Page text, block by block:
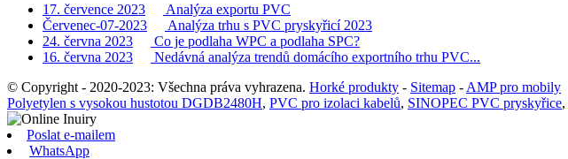
17. července 2023
Analýza exportu PVC
Červenec-07-2023
Analýza trhu s PVC pryskyřicí 2023
24. června 2023
Co je podlaha WPC a podlaha SPC?
16. června 2023
Nedávná analýza trendů domácího exportního trhu PVC...
© Copyright - 2020-2023: Všechna práva vyhrazena. Horké produkty - Sitemap - AMP pro mobily
Polyetylen s vysokou hustotou DGDB2480H, PVC pro izolaci kabelů, SINOPEC PVC pryskyřice,
Poslat e-mailem
WhatsApp